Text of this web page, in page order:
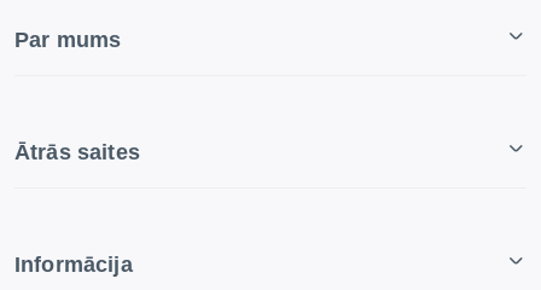
Par mums
Ātrās saites
Informācija